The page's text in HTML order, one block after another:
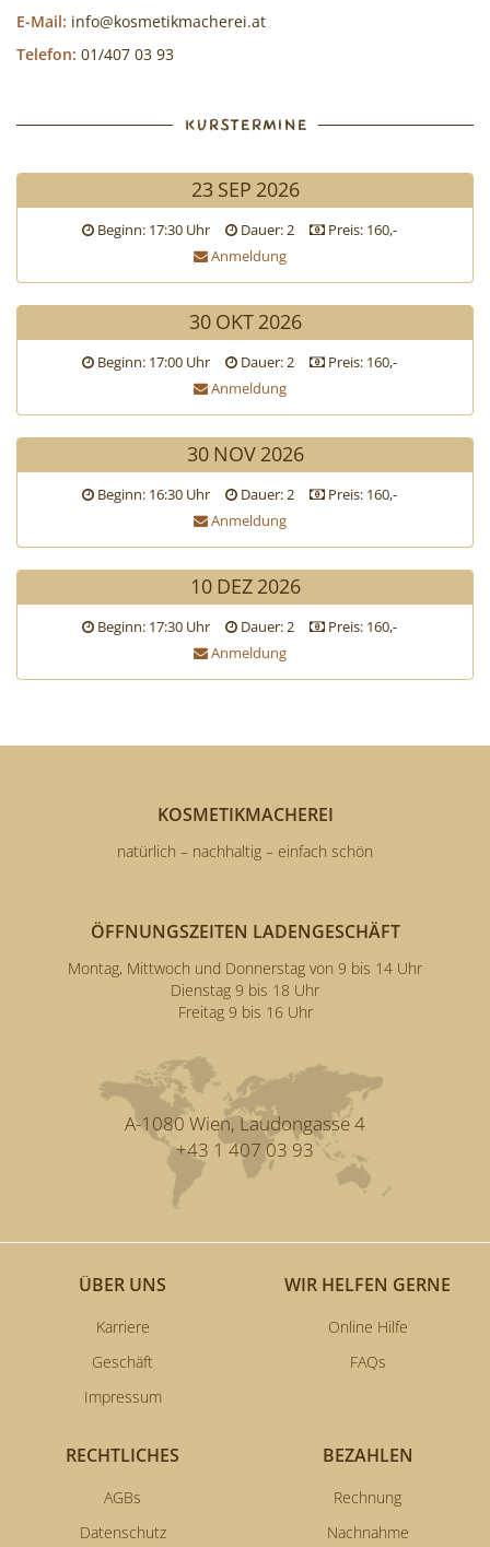
E-Mail: info@kosmetikmacherei.at
Telefon: 01/407 03 93
KURSTERMINE
23 SEP 2026
Beginn: 17:30 Uhr Dauer: 2
Preis: 160,-
Anmeldung
30 OKT 2026
Beginn: 17:00 Uhr Dauer: 2
Preis: 160,-
Anmeldung
30 NOV 2026
Beginn: 16:30 Uhr Dauer: 2
Preis: 160,-
Anmeldung
10 DEZ 2026
Beginn: 17:30 Uhr Dauer: 2
Preis: 160,-
Anmeldung
KOSMETIKMACHEREI
natürlich – nachhaltig – einfach schön
ÖFFNUNGSZEITEN LADENGESCHÄFT
Montag, Mittwoch und Donnerstag von 9 bis 14 Uhr
Dienstag 9 bis 18 Uhr
Freitag 9 bis 16 Uhr
A-1080 Wien, Laudongasse 4
+43 1 407 03 93
ÜBER UNS
Karriere
Geschäft
Impressum
WIR HELFEN GERNE
Online Hilfe
FAQs
RECHTLICHES
AGBs
Datenschutz
BEZAHLEN
Rechnung
Nachnahme